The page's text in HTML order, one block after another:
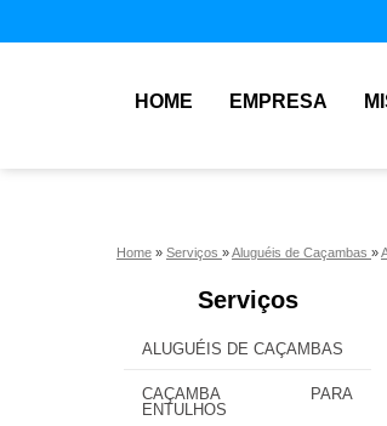
HOME EMPRESA
Home » Serviços »Aluguéis de Caçambas »
Serviços
ALUGUÉIS DE CAÇAMBAS
CAÇAMBA PARA
ENTULHOS